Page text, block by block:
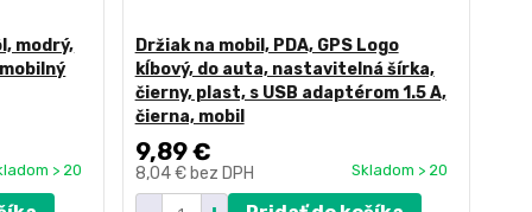
modrý,
> 20
Držiak na mobil, PDA, GPS Logo
kĺbový, do auta, nastavitelná šírka,
čierny, plast, s USB adaptérom 1.5 A,
čierna, mobil
9,89 €
8,04 € bez DPH Skladom > 20